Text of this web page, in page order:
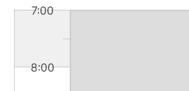
7:00
8:00